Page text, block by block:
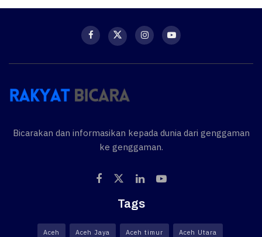
Bicarakan dan informasikan kepada dunia dari genggaman
ke genggaman.
Tags
Aceh Aceh Jaya Aceh timur Aceh Utara